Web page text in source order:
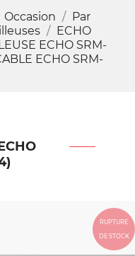
Occasion
Par
ECHO
ECHO SRM-
ECHO SRM-
RUPTURE
DE STOCK